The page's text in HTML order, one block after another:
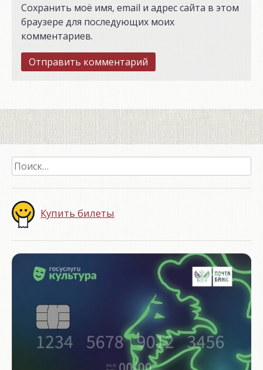
Сохранить моё имя, email и адрес сайта в этом
браузере для последующих моих
комментариев.
Найти:
Купить билеты